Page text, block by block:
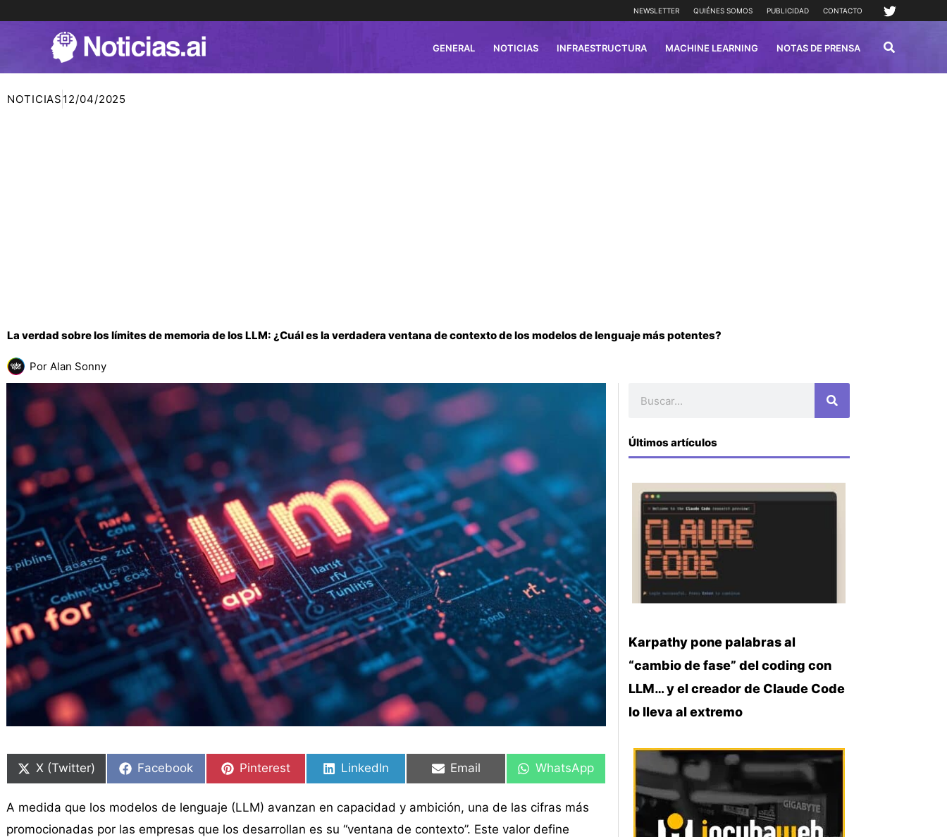
NEWSLETTER QUIÉNES SOMOS PUBLICIDAD CONTACTO
GENERAL NOTICIAS INFRAESTRUCTURA MACHINE LEARNING NOTAS DE PRENSA
NOTICIAS 12/04/2025
La verdad sobre los límites de memoria de los LLM: ¿Cuál es la verdadera ventana de contexto de los modelos de lenguaje más potentes?
Por Alan Sonny
en
X (Twitter)
en
Facebook
en
Pinterest
en
LinkedIn
en
Email
en
WhatsApp
A medida que los modelos de lenguaje (LLM) avanzan en capacidad y ambición, una de las cifras más
promocionadas por las empresas que los desarrollan es su “ventana de contexto”. Este valor define
en
en
en
en
en
en
Últimos artículos
Karpathy pone palabras al
“cambio de fase” del coding con
LLM… y el creador de Claude Code
lo lleva al extremo